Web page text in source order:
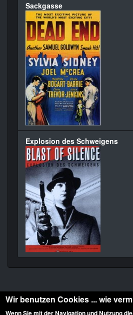
Sackgasse
Explosion des Schweigens
Wir benutzen Cookies ... wie
Wenn Sie mit der Navigation und Nutzung